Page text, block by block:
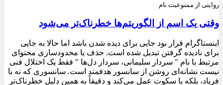
روایتی از ممنوعیت نام
وقتی یک اسم از الگوریتم‌ها خطرناک‌تر می‌شود
اینستاگرام قرار بود جایی برای دیده شدن باشد اما حالا به جایی
برای نادیده گرفتن تبدیل شده است. حذف یا محدودسازی محتوای
مرتبط با نام " سردار سلیمانی، سردار دل‌ها " فقط یک اختلال فنی
نیست نشانه‌ای روشن از سانسور هدفمند است. سانسوری که نه با
فریاد، بلکه با سکوت عمل می‌کند و دقیقاً به همین دلیل خطرناک‌تر